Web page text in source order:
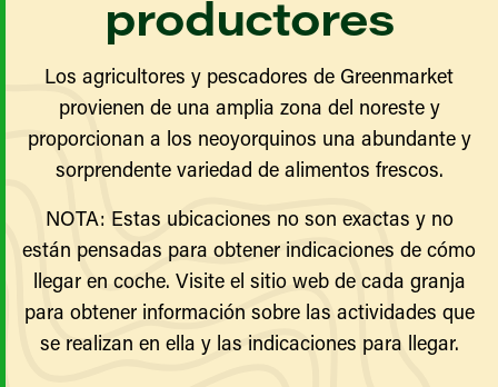
productores
Los agricultores y pescadores de Greenmarket
provienen de una amplia zona del noreste y
proporcionan a los neoyorquinos una abundante y
sorprendente variedad de alimentos frescos.
NOTA: Estas ubicaciones no son exactas y no
están pensadas para obtener indicaciones de cómo
llegar en coche. Visite el sitio web de cada granja
para obtener información sobre las actividades que
se realizan en ella y las indicaciones para llegar.